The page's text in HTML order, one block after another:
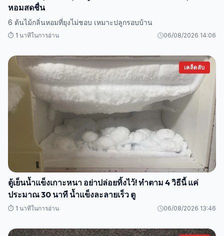
หอมสดชื่น
6 ต้นไม้กลิ่นหอมที่ยุงไม่ชอบ เหมาะปลูกรอบบ้าน
⏱️ 1 นาทีในการอ่าน 06/08/2026 14:06
เคล็ดลับ
ตู้เย็นน้ำแข็งเกาะหนา อย่าปล่อยทิ้งไว้! ทำตาม 4 วิธีนี้ แค่
ประมาณ 30 นาที น้ำแข็งละลายเร็ว ตู
⏱️ 1 นาทีในการอ่าน 06/08/2026 13:46